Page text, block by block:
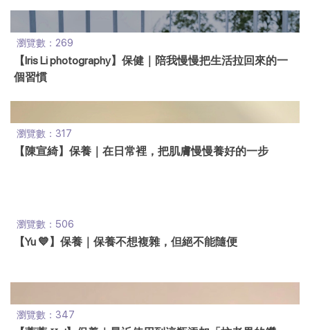
瀏覽數：269
【Iris Li photography】保健｜陪我慢慢把生活拉回來的一
個習慣
瀏覽數：317
【陳宣綺】保養｜在日常裡，把肌膚慢慢養好的一步
瀏覽數：506
【Yu 💙】保養｜保養不想複雜，但絕不能隨便
瀏覽數：347